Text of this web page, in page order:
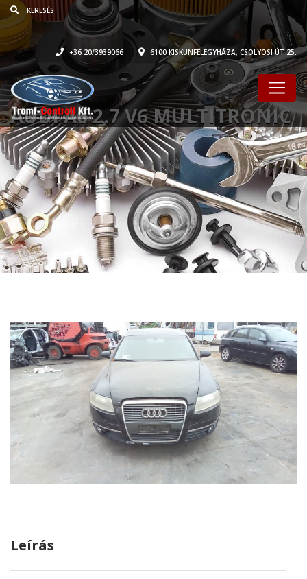
+36 20/3939066 6100 KISKUNFÉLEGYHÁZA, CSOLYOSI ÚT 25.
AUDI A6 2.7 V6 MULTITRONIC
Leírás